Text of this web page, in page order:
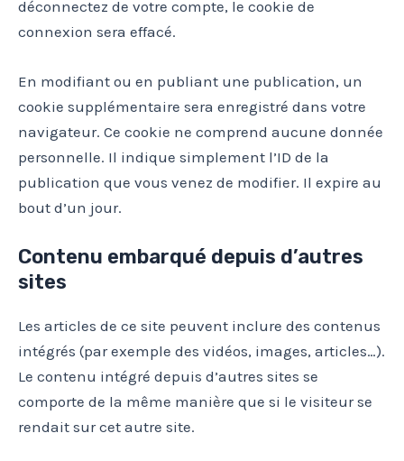
déconnectez de votre compte, le cookie de
connexion sera effacé.
En modifiant ou en publiant une publication, un
cookie supplémentaire sera enregistré dans votre
navigateur. Ce cookie ne comprend aucune donnée
personnelle. Il indique simplement l’ID de la
publication que vous venez de modifier. Il expire au
bout d’un jour.
Contenu embarqué depuis d’autres
sites
Les articles de ce site peuvent inclure des contenus
intégrés (par exemple des vidéos, images, articles…).
Le contenu intégré depuis d’autres sites se
comporte de la même manière que si le visiteur se
rendait sur cet autre site.